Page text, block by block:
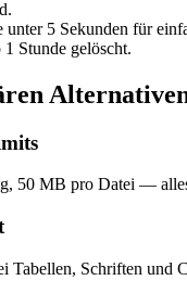
5 Sekunden für
Stunde gelöscht.
50 MB pro Datei —
Tabellen, Schriften